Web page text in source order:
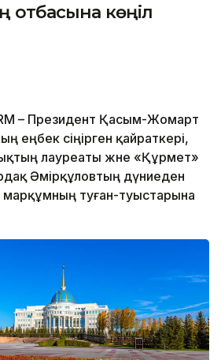
отбасына көңіл
– Президент Қасым-Жомарт
еңбек сіңірген қайраткері,
лауреаты және «Құрмет»
Әмірқұловтың дүниеден
марқұмның туған-туыстарына